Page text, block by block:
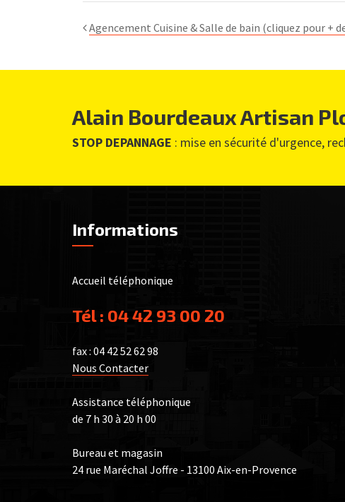
Agencement Cuisine & Salle de bain (cliquez pour +
Alain Bourdeaux Artisan
STOP DEPANNAGE : mise en sécurité d'urgence,
Informations
Accueil téléphonique
Tél : 04 42 93 00 20
fax : 04 42 52 62 98
Nous Contacter
Assistance téléphonique
de 7 h 30 à 20 h 00
Bureau et magasin
24 rue Maréchal Joffre - 13100 Aix-en-Provence